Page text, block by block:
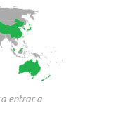
entrar a